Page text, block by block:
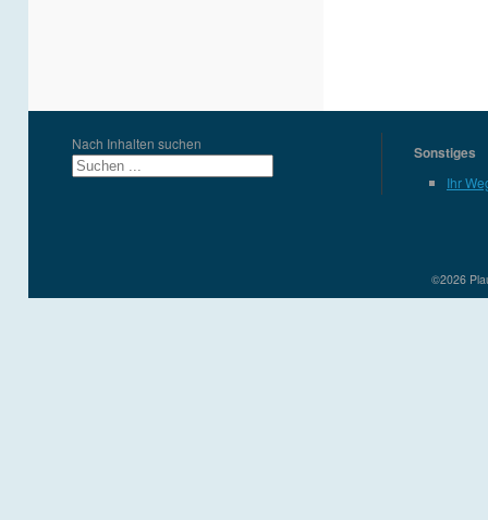
Nach Inhalten suchen Sonstiges
Ihr
©2026